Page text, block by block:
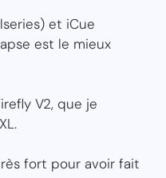
et iCue
est le mieux
V2, que je
fort pour avoir fait